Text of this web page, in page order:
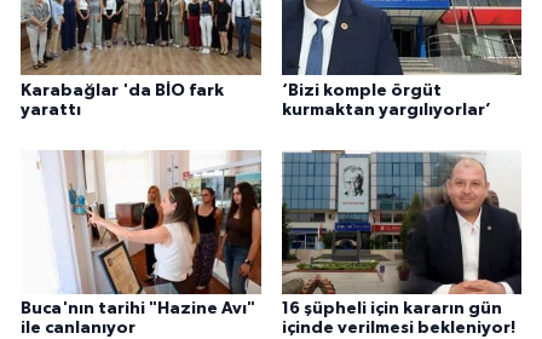
Karabağlar 'da BİO fark
yarattı
‘Bizi komple örgüt
kurmaktan yargılıyorlar’
Buca'nın tarihi "Hazine Avı"
ile canlanıyor
16 şüpheli için kararın gün
içinde verilmesi bekleniyor!